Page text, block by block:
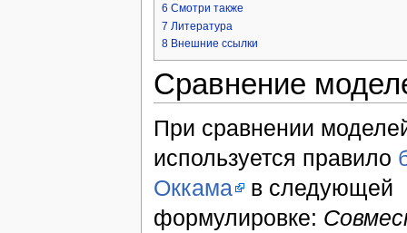
6 Смотри также
7 Литература
8 Внешние ссылки
Сравнение
При сравнении
используется правило
Оккама в следующей
формулировке: